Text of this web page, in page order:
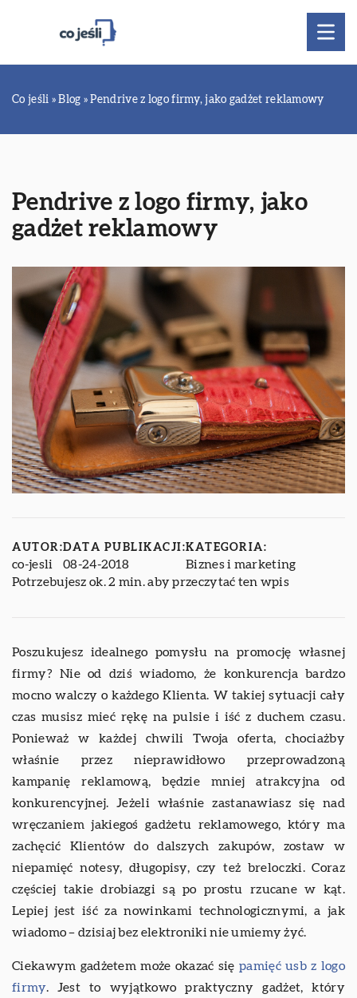
Co jeśli »Blog »Pendrive z logo firmy, jako gadżet reklamowy
Pendrive z logo firmy, jako
gadżet reklamowy
AUTOR:
co-jesli
DATA PUBLIKACJI:
08-24-2018
KATEGORIA:
Biznes i marketing
Potrzebujesz ok. 2 min. aby przeczytać ten wpis
Poszukujesz idealnego pomysłu na promocję własnej
firmy? Nie od dziś wiadomo, że konkurencja bardzo
mocno walczy o każdego Klienta. W takiej sytuacji cały
czas musisz mieć rękę na pulsie i iść z duchem czasu.
Ponieważ w każdej chwili Twoja oferta, chociażby
właśnie przez nieprawidłowo przeprowadzoną
kampanię reklamową, będzie mniej atrakcyjna od
konkurencyjnej. Jeżeli właśnie zastanawiasz się nad
wręczaniem jakiegoś gadżetu reklamowego, który ma
zachęcić Klientów do dalszych zakupów, zostaw w
niepamięć notesy, długopisy, czy też breloczki. Coraz
częściej takie drobiazgi są po prostu rzucane w kąt.
Lepiej jest iść za nowinkami technologicznymi, a jak
wiadomo – dzisiaj bez elektroniki nie umiemy żyć.
Ciekawym gadżetem może okazać siępamięć usb z logo
firmy. Jest to wyjątkowo praktyczny gadżet, który